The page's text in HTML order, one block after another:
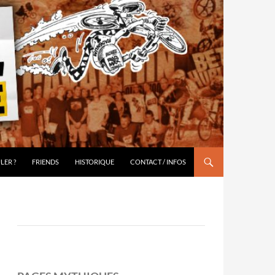
? FRIENDS HISTORIQUE CONTACT / INFOS